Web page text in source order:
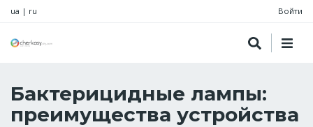
ua | ru Войти
Бактерицидные лампы:
преимущества устройства